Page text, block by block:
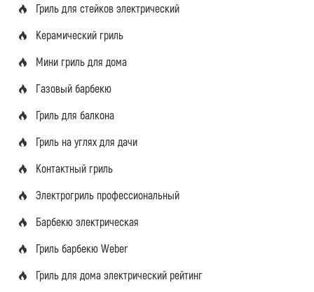
Гриль для стейков электрический
Керамический гриль
Мини гриль для дома
Газовый барбекю
Гриль для балкона
Гриль на углях для дачи
Контактный гриль
Электрогриль профессиональный
Барбекю электрическая
Гриль барбекю Weber
Гриль для дома электрический рейтинг